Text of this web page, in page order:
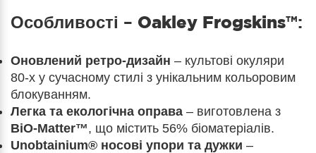
Особливості – Oakley Frogskins™:
Оновлений ретро-дизайн – культові окуляри
80-х у сучасному стилі з унікальним кольоровим
блокуванням.
Легка та екологічна оправа – виготовлена з
BiO-Matter™, що містить 56% біоматеріалів.
Unobtainium® носові упори та дужки –